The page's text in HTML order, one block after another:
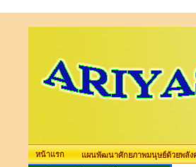
หน้าแรก แผนพัฒนาศักยภาพมนุษย์ด้วยพลัง